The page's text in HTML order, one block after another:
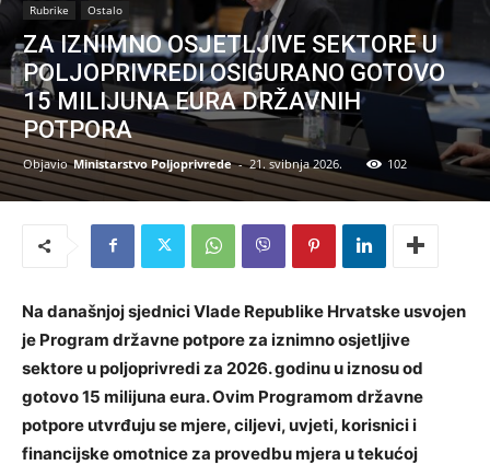
Rubrike Ostalo
ZA IZNIMNO OSJETLJIVE SEKTORE U
POLJOPRIVREDI OSIGURANO GOTOVO
15 MILIJUNA EURA DRŽAVNIH
POTPORA
Objavio Ministarstvo Poljoprivrede - 21. svibnja 2026. 102
Na današnjoj sjednici Vlade Republike Hrvatske usvojen
je Program državne potpore za iznimno osjetljive
sektore u poljoprivredi za 2026. godinu u iznosu od
gotovo 15 milijuna eura. Ovim Programom državne
potpore utvrđuju se mjere, ciljevi, uvjeti, korisnici i
financijske omotnice za provedbu mjera u tekućoj